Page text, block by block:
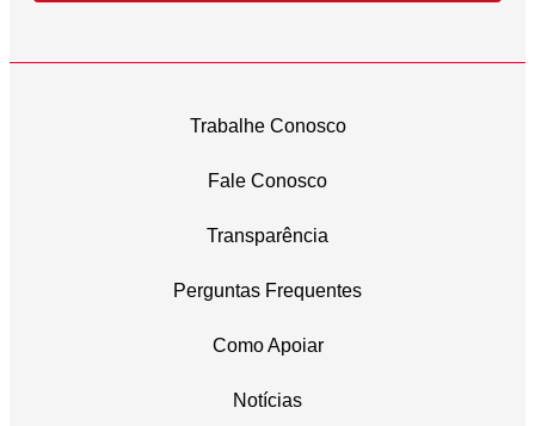
Trabalhe Conosco
Fale Conosco
Transparência
Perguntas Frequentes
Como Apoiar
Notícias